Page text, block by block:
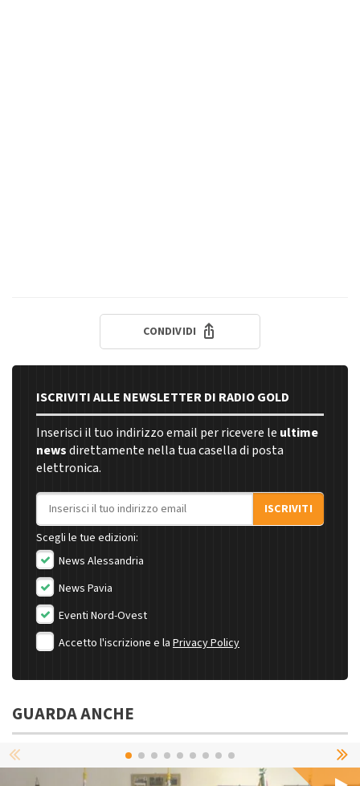
CONDIVIDI
ISCRIVITI ALLE NEWSLETTER DI RADIO GOLD
Inserisci il tuo indirizzo email per ricevere le ultime
newsdirettamente nella tua casella di posta
elettronica.
Indirizzo email
ISCRIVITI
Scegli le tue edizioni:
News Alessandria
News Pavia
Eventi Nord-Ovest
Accetto l'iscrizione e la Privacy Policy
GUARDA ANCHE